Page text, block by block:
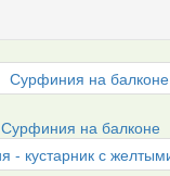
Сурфиния на балконе